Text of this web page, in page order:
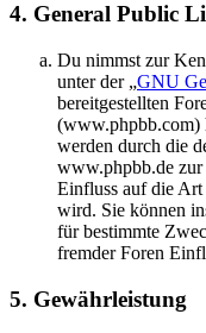
4. General Public
Du nimmst zur
unter der „GNU
bereitgestellten
(www.phpbb.com)
werden durch die
www.phpbb.de zur
Einfluss auf die
wird. Sie können
für bestimmte
fremder Foren
5. Gewährleistung